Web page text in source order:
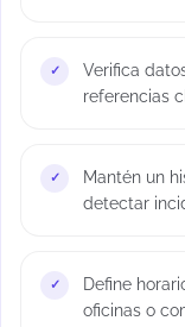
Verifica
referencias
Mantén un
detectar
Define
oficinas o